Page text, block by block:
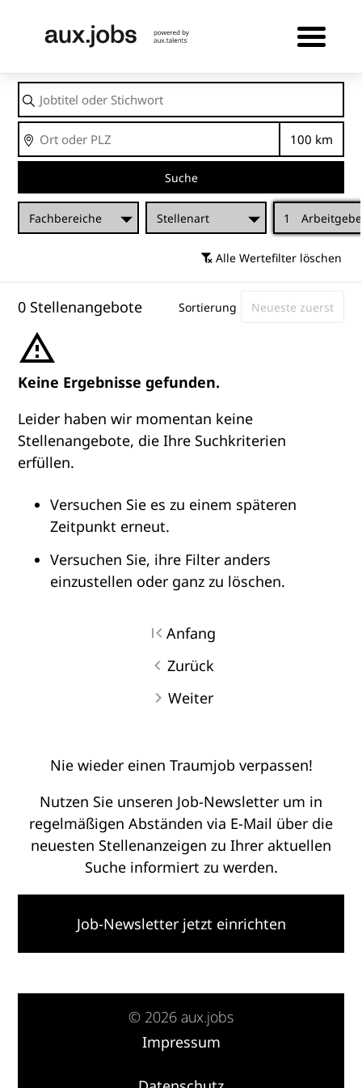
Jobtitel
oder
Stichwort
Ort
Suche
Fachbereiche Stellenart 1
Alle Wertefilter löschen
0 Stellenangebote Sortierung
Keine Ergebnisse gefunden.
Leider haben wir momentan keine
Stellenangebote, die Ihre Suchkriterien
erfüllen.
Versuchen Sie es zu einem späteren
Zeitpunkt erneut.
Versuchen Sie, ihre Filter anders
einzustellen oder ganz zu löschen.
Anfang
Zurück
Weiter
Nie wieder einen Traumjob verpassen!
Nutzen Sie unseren Job-Newsletter um in
regelmäßigen Abständen via E-Mail über die
neuesten Stellenanzeigen zu Ihrer aktuellen
Suche informiert zu werden.
Job-Newsletter jetzt einrichten
© 2026 aux.jobs
Impressum